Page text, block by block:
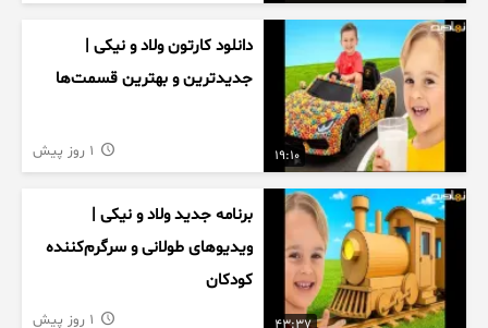
19:10
دانلود کارتون ولاد و نیکی |
جدیدترین و بهترین قسمت‌ها
برنامه جدید ولاد و نیکی |
ویدیوهای طولانی و سرگرم‌کننده
کودکان